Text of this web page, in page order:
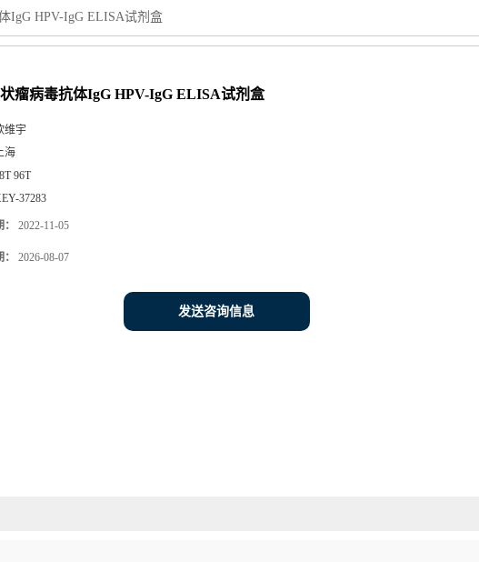
IgG HPV-IgG ELISA试剂盒
瘤病毒抗体IgG HPV-IgG ELISA试剂盒
维宇
海
96T
37283
2022-11-05
2026-08-07
发送咨询信息